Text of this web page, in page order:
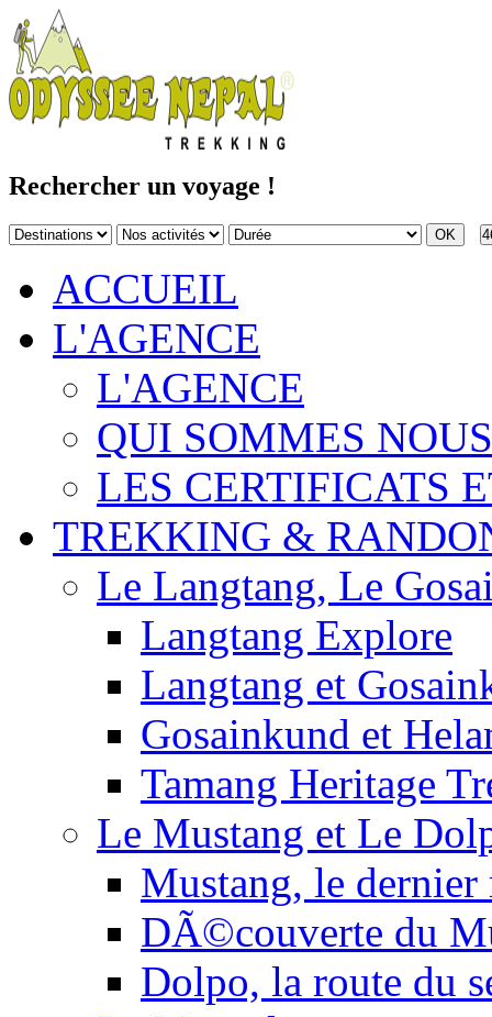
Rechercher un voyage !
ACCUEIL
L'AGENCE
L'AGENCE
QUI SOMMES
LES CERTIFICATS
TREKKING &
Le Langtang, Le
Langtang Explore
Langtang et
Gosainkund et
Tamang Heritage
Le Mustang et Le
Mustang, le
DÃ©couverte du
Dolpo, la route du